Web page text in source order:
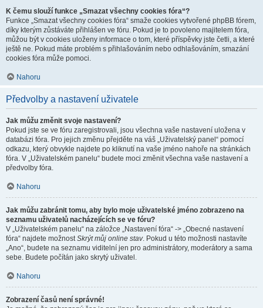
K čemu slouží funkce „Smazat všechny cookies fóra“?
Funkce „Smazat všechny cookies fóra“ smaže cookies vytvořené phpBB fórem,
díky kterým zůstáváte přihlášen ve fóru. Pokud je to povoleno majitelem fóra,
můžou být v cookies uloženy informace o tom, které příspěvky jste četli, a které
ještě ne. Pokud máte problém s přihlašováním nebo odhlašováním, smazání
cookies fóra může pomoci.
Nahoru
Předvolby a nastavení uživatele
Jak můžu změnit svoje nastavení?
Pokud jste se ve fóru zaregistrovali, jsou všechna vaše nastavení uložena v
databázi fóra. Pro jejich změnu přejděte na váš „Uživatelský panel“ pomocí
odkazu, který obvykle najdete po kliknutí na vaše jméno nahoře na stránkách
fóra. V „Uživatelském panelu“ budete moci změnit všechna vaše nastavení a
předvolby fóra.
Nahoru
Jak můžu zabránit tomu, aby bylo moje uživatelské jméno zobrazeno na
seznamu uživatelů nacházejících se ve fóru?
V „Uživatelském panelu“ na záložce „Nastavení fóra“ -> „Obecné nastavení
fóra“ najdete možnostSkrýt můj online stav. Pokud u této možnosti nastavíte
„Ano“, budete na seznamu viditelní jen pro administrátory, moderátory a sama
sebe. Budete počítán jako skrytý uživatel.
Nahoru
Zobrazení časů není správné!